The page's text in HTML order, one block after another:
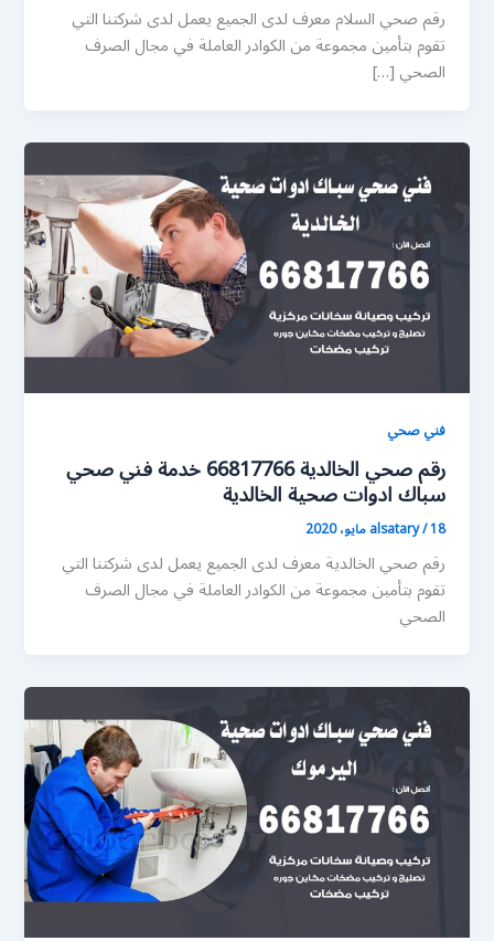
رقم صحي السلام معرف لدى الجميع يعمل لدى شركتنا التي
تقوم بتأمين مجموعة من الكوادر العاملة في مجال الصرف
الصحي […]
فني صحي
رقم صحي الخالدية 66817766 خدمة فني صحي
سباك ادوات صحية الخالدية
alsatary/18 مايو، 2020
رقم صحي الخالدية معرف لدى الجميع يعمل لدى شركتنا التي
تقوم بتأمين مجموعة من الكوادر العاملة في مجال الصرف
الصحي